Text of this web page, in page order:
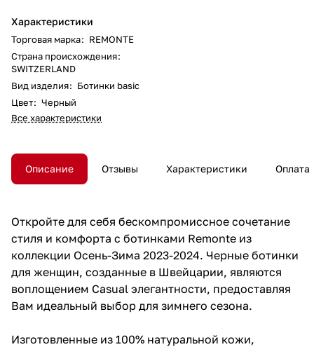
Характеристики
Торговая марка: REMONTE
Страна происхождения:
SWITZERLAND
Вид изделия: Ботинки basic
Цвет: Черный
Все характеристики
Описание Отзывы Характеристики Оплата
Откройте для себя бескомпромиссное сочетание
стиля и комфорта с ботинками Remonte из
коллекции Осень-Зима 2023-2024. Черные ботинки
для женщин, созданные в Швейцарии, являются
воплощением Casual элегантности, предоставляя
Вам идеальный выбор для зимнего сезона.
Изготовленные из 100% натуральной кожи,